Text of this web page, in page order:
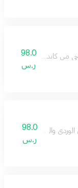
من كاندي مسك بنفحات
98.0
ر.س
والتوبي روز والمسك
98.0
ر.س